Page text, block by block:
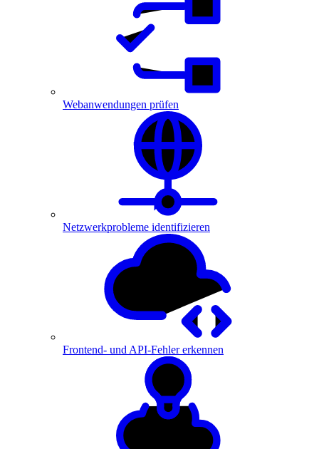
Webanwendungen prüfen
Netzwerkprobleme identifizieren
Frontend- und API-Fehler erkennen